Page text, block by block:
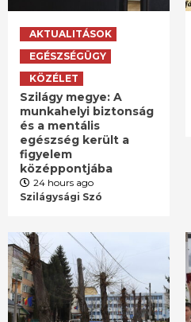
AKTUALITÁSOK
EGÉSZSÉGÜGY
KÖZÉLET
Szilágy megye: A
munkahelyi biztonság
és a mentális
egészség került a
figyelem
középpontjába
24 hours ago
Szilágysági Szó